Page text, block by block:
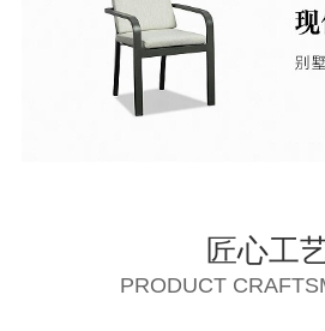
匠心工
PRODUCT